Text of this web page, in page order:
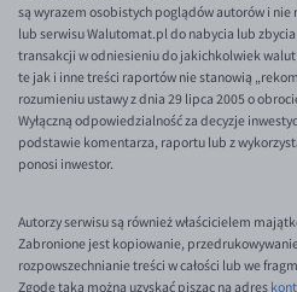
są wyrazem osobistych poglądów autorów i
lub serwisu Walutomat.pl do nabycia lub
transakcji w odniesieniu do jakichkolwiek
te jak i inne treści raportów nie stanowią
rozumieniu ustawy z dnia 29 lipca 2005 o
Wyłączną odpowiedzialność za decyzje
podstawie komentarza, raportu lub z
ponosi inwestor.
Autorzy serwisu są również właścicielem
Zabronione jest kopiowanie,
rozpowszechnianie treści w całości lub we
Zgodę taką można uzyskać pisząc na adres